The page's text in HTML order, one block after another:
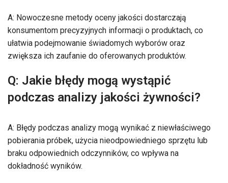
A: Nowoczesne metody oceny jakości dostarczają
konsumentom precyzyjnych informacji o produktach, co
ułatwia podejmowanie świadomych wyborów oraz
zwiększa ich zaufanie do oferowanych produktów.
Q: Jakie błędy mogą wystąpić
podczas analizy jakości żywności?
A: Błędy podczas analizy mogą wynikać z niewłaściwego
pobierania próbek, użycia nieodpowiedniego sprzętu lub
braku odpowiednich odczynników, co wpływa na
dokładność wyników.